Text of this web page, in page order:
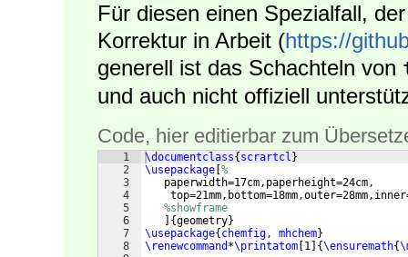
Für diesen einen Spezialfall,
Korrektur in Arbeit (https://
generell ist das Schachteln von
und auch nicht offiziell
Code, hier editierbar zum
1
2
3
4
5
6
7
8
\documentclass{ scrartcl }
\usepackage %
   paperwidth=17cm,paperheight=24cm,
%showframe
{geometry}
\usepackage{ chemfig, mhchem}
\renewcommand *\printatom 1 {\ensuremath{